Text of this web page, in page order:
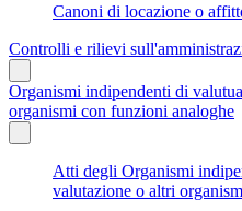
Canoni di locazione o
Controlli e rilievi
Organismi indipendenti di
organismi con funzioni analoghe
Atti degli Organismi
valutazione o altri